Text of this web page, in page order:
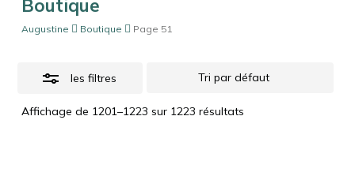
Boutique
Augustine Boutique Page 51
les filtres
Affichage de 1201–1223 sur 1223 résultats